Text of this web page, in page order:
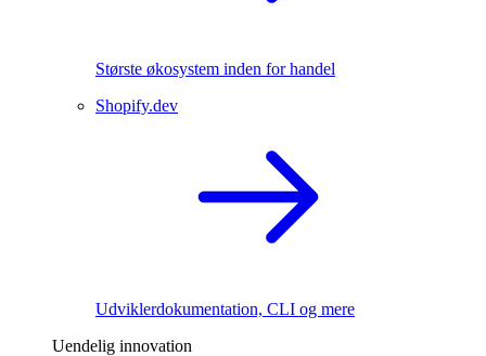
Største økosystem inden for handel
Shopify.dev
Udviklerdokumentation, CLI og mere
Uendelig innovation